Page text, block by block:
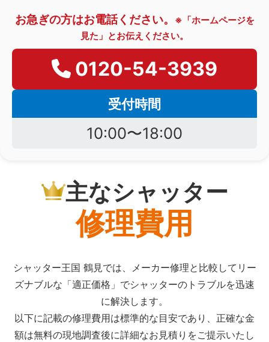
お急ぎの方はお電話ください。
※「ホームページを
見た」とお伝えください。
0120-54-3939
受付時間
10:00〜18:00
主なシャッター
修理費用
シャッター王国 鶴見では、メーカー修理と比較してリー
ズナブルな「適正価格」でシャッターのトラブルを迅速
に解決します。
以下に記載の修理費用は標準的な目安であり、正確な金
額は無料の現地調査後に詳細なお見積りをご提示いたし